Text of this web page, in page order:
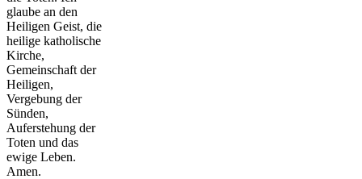
glaube an den
Heiligen Geist, die
heilige katholische
Kirche,
Gemeinschaft der
Heiligen,
Vergebung der
Sünden,
Auferstehung der
Toten und das
ewige Leben.
Amen.